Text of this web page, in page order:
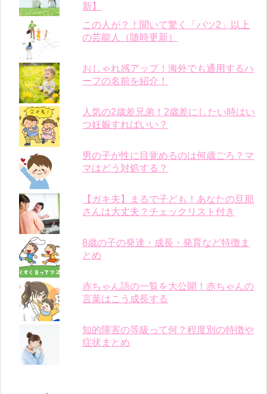
新】
この人が？！聞いて驚く「バツ2」以上
の芸能人（随時更新）
おしゃれ感アップ！海外でも通用するハ
ーフの名前を紹介！
人気の2歳差兄弟！2歳差にしたい時はい
つ妊娠すればいい？
男の子が性に目覚めるのは何歳ごろ？マ
マはどう対処する？
【ガキ夫】まるで子ども！あなたの旦那
さんは大丈夫？チェックリスト付き
8歳の子の発達・成長・発育など特徴ま
とめ
赤ちゃん語の一覧を大公開！赤ちゃんの
言葉はこう成長する
知的障害の等級って何？程度別の特徴や
症状まとめ